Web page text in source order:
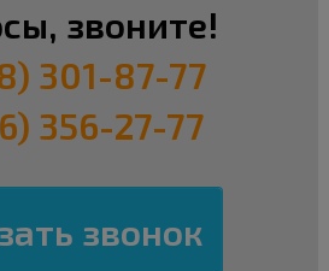
звоните!
301-87-77
356-27-77